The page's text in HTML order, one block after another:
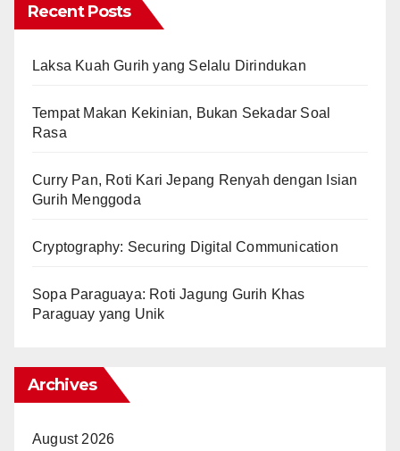
Recent Posts
Laksa Kuah Gurih yang Selalu Dirindukan
Tempat Makan Kekinian, Bukan Sekadar Soal
Rasa
Curry Pan, Roti Kari Jepang Renyah dengan Isian
Gurih Menggoda
Cryptography: Securing Digital Communication
Sopa Paraguaya: Roti Jagung Gurih Khas
Paraguay yang Unik
Archives
August 2026